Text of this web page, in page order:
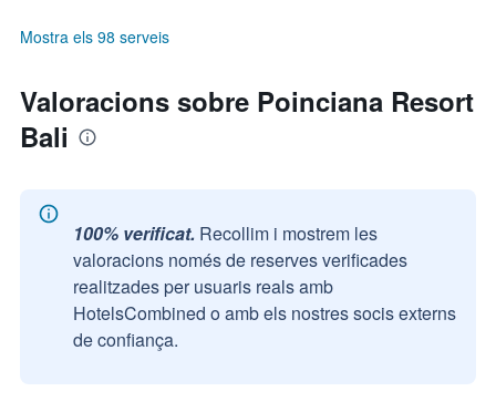
Mostra els 98 serveis
Valoracions sobre Poinciana Resort
Bali
100% verificat. Recollim i mostrem les
valoracions només de reserves verificades
realitzades per usuaris reals amb
HotelsCombined o amb els nostres socis externs
de confiança.